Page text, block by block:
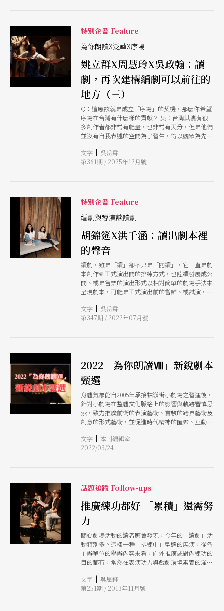
話之間猶豫徘徊，台語寫作也是不乏其例。華文劇
場的語言非常複雜，我們一直都在多語言的情境之
下，很容易去做語言的轉換，可是在劇本上卻不大
另一個驚喜是，跨文化的作品愈來愈多，就是編劇
劇本裡面開始有別的文化，像是第5屆獲得貳獎的
《亡命紀事：我是誰？》（郭宸瑋編劇），談的是
台灣的「黑戶」，就是沒有身分、戶籍但在台灣生
活的一群人。 姚：剛才周老師講到劇本的寫作、
或主題的探索，泛華的投稿者的確已經有很多那種
相對有重量的創作企圖心。但我反而在牯嶺街小劇
場整修完後，繼續舉辦為你朗讀時，注意到一個問
們的一個現實，我對這些作品變得沒那麼苛刻，我
們放鬆了，現在回過頭來反而是要鼓勵、更鼓勵。
特別企畫 Feature
為你朗讀X泛華X序場
姚立群X周慧玲X吳政翰：讀
劇，再次建構編劇可以前往的
地方（三）
Q：這應該就是成立「序場」的契機，那麼你希望
序場在台灣有什麼樣的貢獻？ 吳：台灣其實有很
多創作者都非常有能量，也非常有天分，但是他們
並沒有自我表述的空間為了營生，得以觀眾為先，
看世界的方式該如何被轉成某種敘事方式，我覺得
這是序場可以支持的。序場本質上是個孵化中心，
龍、寫作會，來提供創作者們刺激、對話的空間。
此外，序場也提供打磨和展示作品的機會，這部分
可延續到序場舉辦「讀劇節」的思考。 序場讀劇
我們不透過徵件的方式，而是邀請幾位我們在關注
能不是劇團導向、或是觀眾導向，有自我實現價值
的作品，就有機會讓他們在讀劇節發生。 我剛剛
講到，台灣的作品其實是以劇團為導向，所以編劇
寫完了以後，常常是排練的第一天才是這個劇本被
讀出來的第一天當作品被讀出來的第一天是排練的
第一天，製作的期程其實已經完全訂了，很多時候
就會邊排邊改。因此，劇作家往往是在接受服務、
接受指令的角色。在國外，其實有相對長的發展
期，所以有所謂的工作坊（workshop）的階段，
所以劇作家是有探索權與發聲權的。所以我希望把
這個東西也召喚回來。在發展的過程中，我或其他
夥伴會以戲劇構作的身分，持續跟這些編劇一起對
話、探索。 除了序場讀劇節之外，還有「焦點讀
劇節」。序場讀劇節是以推動新編劇、新議題、新
觀點或新書寫為核心，焦點讀劇節則是以一位相對
資深的劇作家為主題，然後呈現他的不同作品，去
理解一位劇作家的世界觀和戲劇觀，以及創作風格
去看了很多來自不同國家的劇本，可以藉由劇作去
看到其他不同國家的文化、議題、書
文字 | 吳岳霖
第361期 / 2025年12月號
特別企畫 Feature
編劇與導演談讀劇
胡錦筵X洪千涵：讀出劇本裡
的聲音
讀劇，雖是「讀」卻不只是「閱讀」，它一直是劇
本創作到正式演出間的排練方式，也陸續發展成公
開、或是售票的演出形式以相對簡單的劇場手法來
呈現劇本，可能是正式演出前的嘗鮮、或試演，也
與導演該如何看待讀劇？或是在讀劇演出之後怎麼
繼續面對這個劇本？我們邀請到去年在臺北藝術節
文字 | 吳岳霖
第347期 / 2022年07月號
2022「為你朗讀Ⅷ」新銳劇本
甄選
身體氣象館自2005年承接牯嶺街小劇場之營運後，
針對小劇場在整體文化脈絡上的影響與軌跡審慎思
索，致力推廣前衛的表演藝術、實驗的跨界藝術及
創意的形式藝術，並促進時代精神的匯聚、互動、
化教育。
文字 | 本刊編輯室
2022/03/24
話題追蹤 Follow-ups
推廣練功都好 「累積」還需努
力
關心劇場活動的讀者應會發現，今年的「讀劇」活
動特別多。這樣一種「排練中」型態的展演，從各
主辦單位的舉辦內容來看，向外推廣或對內練功的
目的都有，當然在表演功力與戲劇環境素養的灌注
的匱乏？需要「用力」累積的，還有更多
文字 | 吳思鋒
第251期 / 2013年11月號